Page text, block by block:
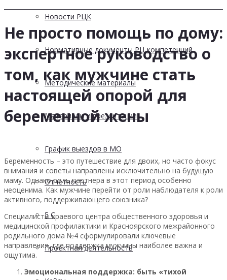
Новости РЦК
Нормативные документы РЦ компетенций
Методические материалы
Материалы и презентации
График выездов в МО
Отчетность
5 С
Проектная деятельность
Не просто помощь по дому:
экспертное руководство о
том, как мужчине стать
настоящей опорой для
беременной жены
Беременность – это путешествие для двоих, но часто фокус
внимания и советы направлены исключительно на будущую
маму. Однако роль партнера в этот период особенно
неоценима. Как мужчине перейти от роли наблюдателя к роли
активного, поддерживающего союзника?
Специалисты краевого центра общественного здоровья и
медицинской профилактики и Красноярского межрайонного
родильного дома №4 сформулировали ключевые
направления, где поддержка мужчины наиболее важна и
ощутима.
Эмоциональная поддержка: быть «тихой